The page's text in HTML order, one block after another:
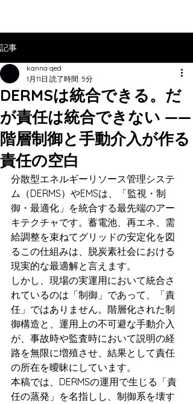
記事
DERMSは統合できる。だ
が責任は統合できない ——
階層制御と手動介入が作る
責任の空白
kanna qed
1月11日 読了時間: 5分
分散型エネルギーリソース管理システ
ム（DERMS）やEMSは、「監視・制
御・最適化」を統合する最先端のアー
キテクチャです。蓄電池、再エネ、需
給調整を束ねてグリッドの安定化を図
るこの仕組みは、脱炭素社会における
現実的な最適解と言えます。
しかし、現場の実運用において統合さ
れているのは「制御」であって、「責
任」ではありません。階層化された制
御構造と、運用上の不可避な手動介入
が、事故時や監査時において説明の経
路を無限に増殖させ、結果として責任
の所在を曖昧にしています。
本稿では、DERMSの運用で生じる「責
任の蒸発」を名指しし、制御系を壊す